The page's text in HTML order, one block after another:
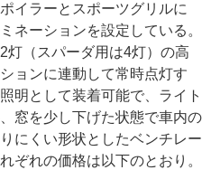
イラーとスポーツグリルに
ネーションを設定している。
灯（スパーダ用は4灯）の高
ョンに連動して常時点灯す
明として装着可能で、ライト
窓を少し下げた状態で車内の
にくい形状としたベンチレー
ぞれの価格は以下のとおり。